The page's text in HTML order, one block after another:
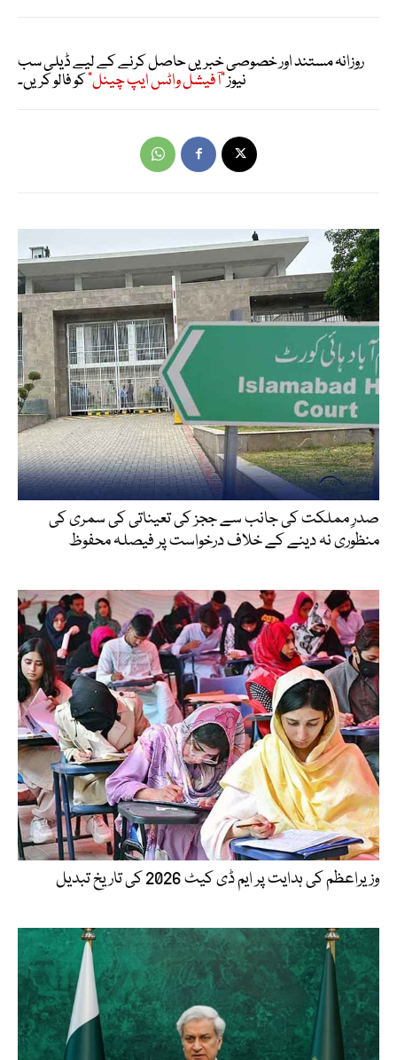
روزانہ مستند اور خصوصی خبریں حاصل کرنے کے لیے ڈیلی سب
نیوز"آفیشل واٹس ایپ چینل"کو فالو کریں۔
صدرِ مملکت کی جانب سے ججز کی تعیناتی کی سمری کی
منظوری نہ دینے کے خلاف درخواست پر فیصلہ محفوظ
وزیراعظم کی ہدایت پر ایم ڈی کیٹ 2026 کی تاریخ تبدیل